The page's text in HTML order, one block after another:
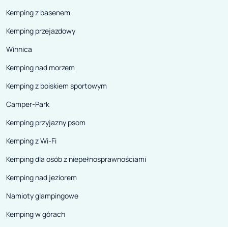
Kemping z basenem
Kemping przejazdowy
Winnica
Kemping nad morzem
Kemping z boiskiem sportowym
Camper-Park
Kemping przyjazny psom
Kemping z Wi-Fi
Kemping dla osób z niepełnosprawnościami
Kemping nad jeziorem
Namioty glampingowe
Kemping w górach